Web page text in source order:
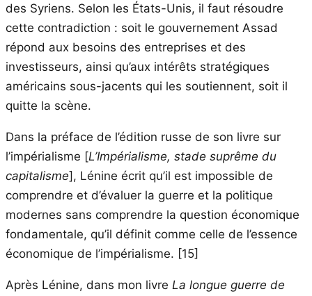
des Syriens. Selon les États-Unis, il faut résoudre
cette contradiction : soit le gouvernement Assad
répond aux besoins des entreprises et des
investisseurs, ainsi qu’aux intérêts stratégiques
américains sous-jacents qui les soutiennent, soit il
quitte la scène.
Dans la préface de l’édition russe de son livre sur
l’impérialisme [L’Impérialisme, stade suprême du
capitalisme], Lénine écrit qu’il est impossible de
comprendre et d’évaluer la guerre et la politique
modernes sans comprendre la question économique
fondamentale, qu’il définit comme celle de l’essence
économique de l’impérialisme. [15]
Après Lénine, dans mon livre La longue guerre de